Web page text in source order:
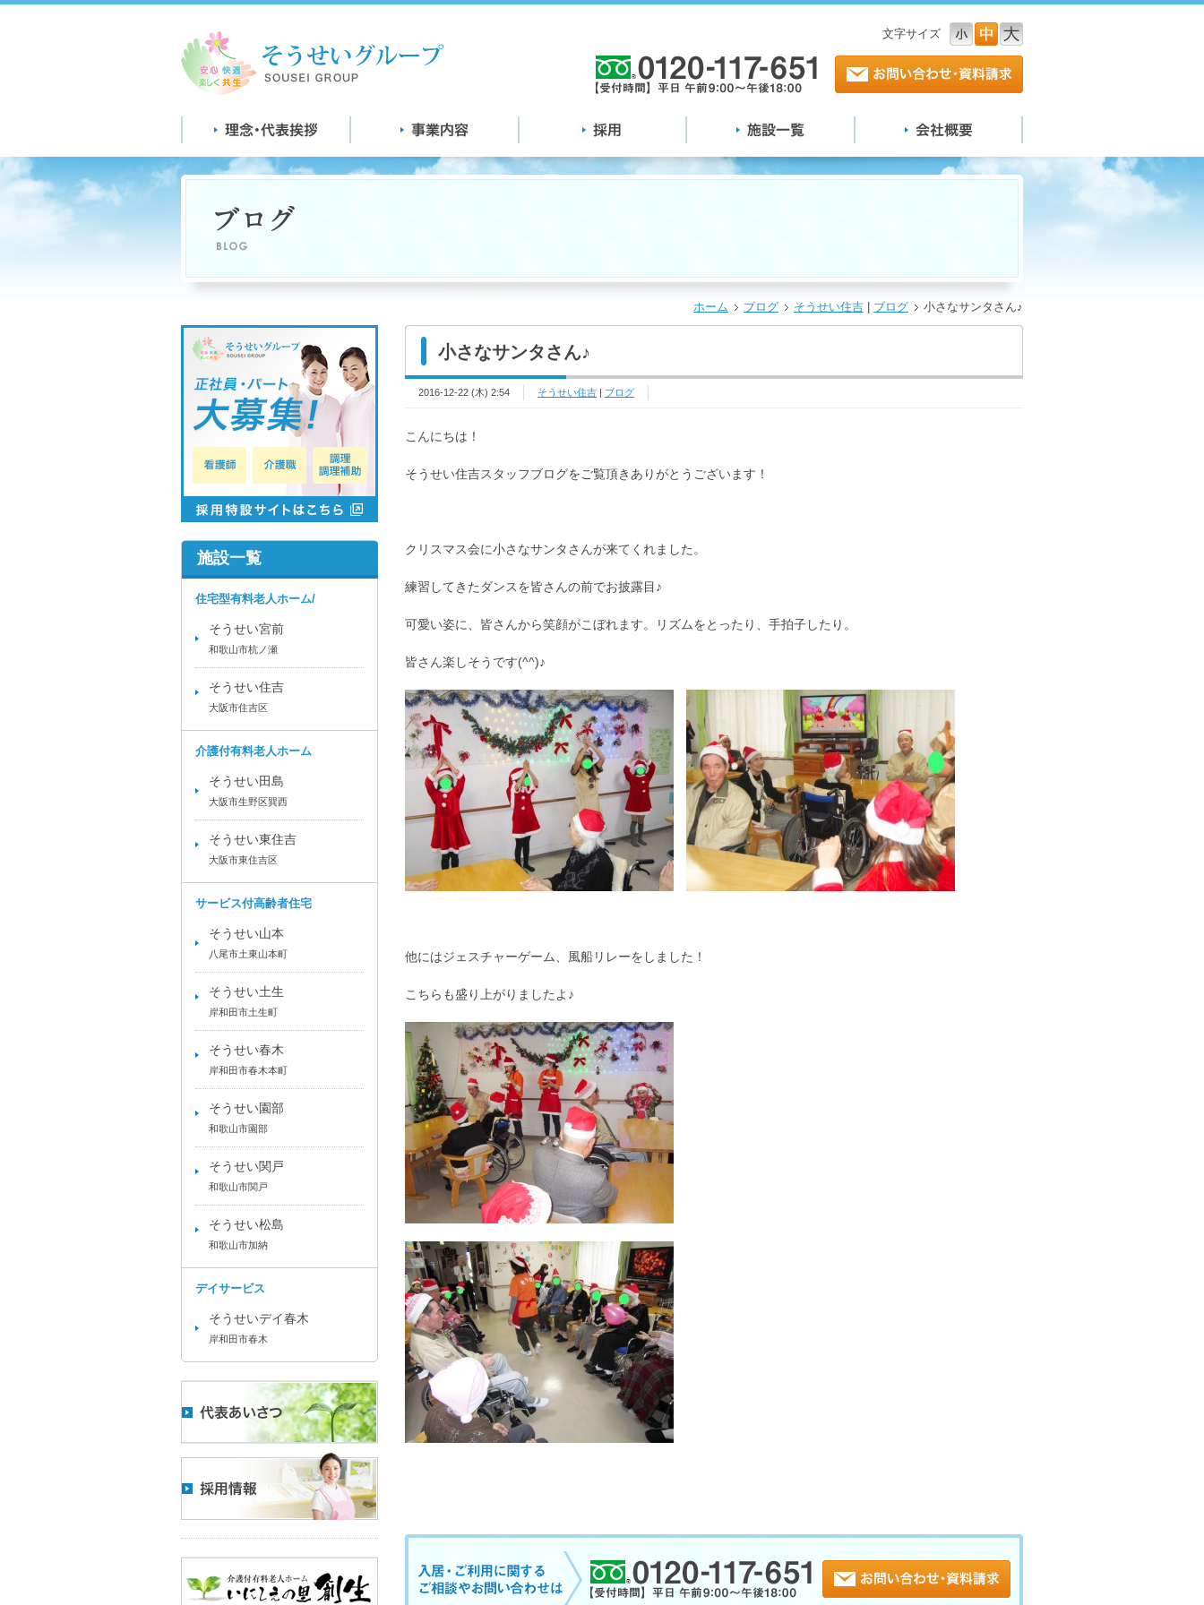
文字サイズ
小
中 大
ホーム ブログ そうせい住吉 ブログ 小さなサンタさん♪
小さなサンタさん♪
2016-12-22 (木) 2:54 そうせい住吉 ブログ
こんにちは！
そうせい住吉スタッフブログをご覧頂きありがとうございます！
クリスマス会に小さなサンタさんが来てくれました。
練習してきたダンスを皆さんの前でお披露目♪
可愛い姿に、皆さんから笑顔がこぼれます。リズムをとったり、手拍子したり。
皆さん楽しそうです(^^)♪
他にはジェスチャーゲーム、風船リレーをしました！
こちらも盛り上がりましたよ♪
施設一覧
住宅型有料老人ホーム/
そうせい宮前
和歌山市杭ノ瀬
そうせい住吉
大阪市住吉区
介護付有料老人ホーム
そうせい田島
大阪市生野区巽西
そうせい東住吉
大阪市東住吉区
サービス付高齢者住宅
そうせい山本
八尾市土東山本町
そうせい土生
岸和田市土生町
そうせい春木
岸和田市春木本町
そうせい園部
和歌山市園部
そうせい関戸
和歌山市関戸
そうせい松島
和歌山市加納
デイサービス
そうせいデイ春木
岸和田市春木